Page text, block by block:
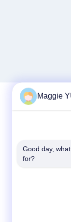
Maggie
Good day,
for?